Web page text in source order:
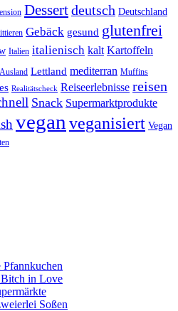
Dessertdeutsch Deutschland
Gebäck gesund glutenfrei
Italien italienisch kalt Kartoffeln
Lettland mediterran Muffins
Realitätscheck Reiseerlebnisse reisen
Snack Supermarktprodukte
vegan veganisiert Vegan
Pfannkuchen
in Love
Soßen